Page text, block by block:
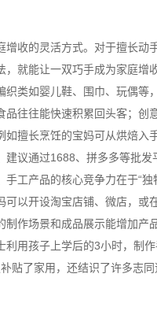
收的灵活方式。对于擅长
就能让一双巧手成为家庭增收
类如婴儿鞋、围巾、玩偶
往往能快速积累回头客；
擅长烹饪的宝妈可从烘焙入
议通过1688、拼多多等批
工产品的核心竞争力在于“独
以开设淘宝店铺、微店，
作场景和成品展示能增加
用孩子上学后的3小时，制
贴了家用，还结识了许多志